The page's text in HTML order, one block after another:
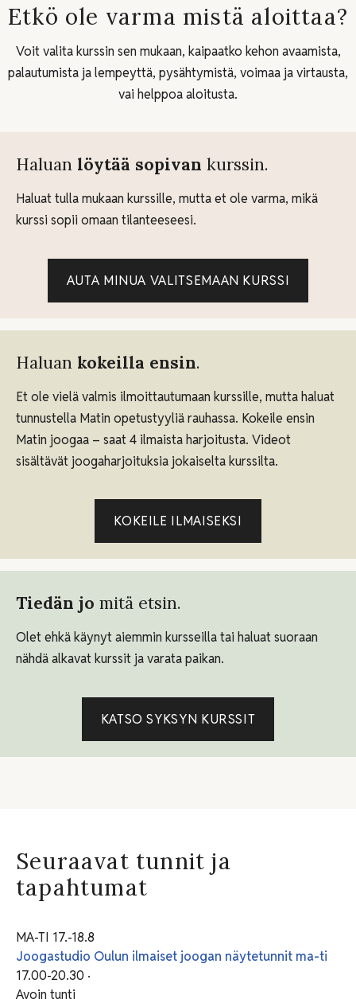
Etkö ole varma mistä aloittaa?
Voit valita kurssin sen mukaan, kaipaatko kehon avaamista,
palautumista ja lempeyttä, pysähtymistä, voimaa ja virtausta,
vai helppoa aloitusta.
Haluan löytää sopivan kurssin.
Haluat tulla mukaan kurssille, mutta et ole varma, mikä
kurssi sopii omaan tilanteeseesi.
AUTA MINUA VALITSEMAAN KURSSI
Haluan kokeilla ensin.
Et ole vielä valmis ilmoittautumaan kurssille, mutta haluat
tunnustella Matin opetustyyliä rauhassa. Kokeile ensin
Matin joogaa – saat 4 ilmaista harjoitusta. Videot
sisältävät joogaharjoituksia jokaiselta kurssilta.
KOKEILE ILMAISEKSI
Tiedän jo mitä etsin.
Olet ehkä käynyt aiemmin kursseilla tai haluat suoraan
nähdä alkavat kurssit ja varata paikan.
KATSO SYKSYN KURSSIT
Seuraavat tunnit ja
tapahtumat
MA-TI 17.-18.8
Joogastudio Oulun ilmaiset joogan näytetunnit ma-ti
17.00-20.30 ·
Avoin tunti